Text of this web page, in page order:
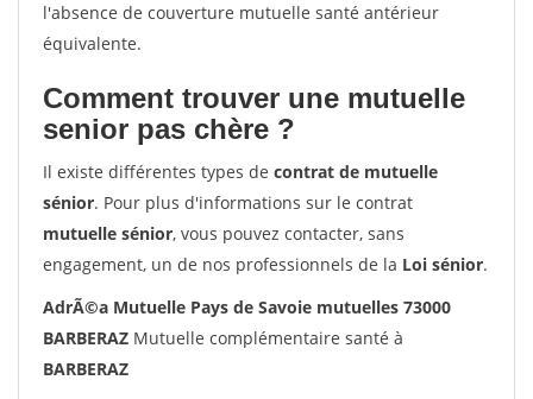
l'absence de couverture mutuelle santé antérieur
équivalente.
Comment trouver une mutuelle
senior pas chère ?
Il existe différentes types de contrat de mutuelle
sénior. Pour plus d'informations sur le contrat
mutuelle sénior, vous pouvez contacter, sans
engagement, un de nos professionnels de la Loi sénior.
AdrÃ©a Mutuelle Pays de Savoie mutuelles 73000
BARBERAZ Mutuelle complémentaire santé à
BARBERAZ